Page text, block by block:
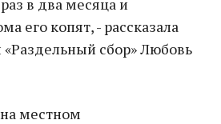
в два месяца и
его копят, - рассказала
«Раздельный сбор» Любовь
местном